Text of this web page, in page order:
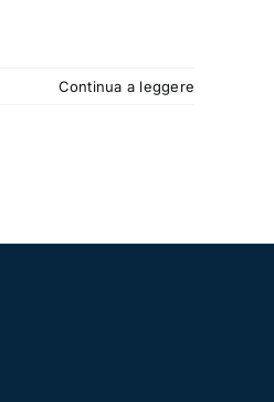
Continua a leggere